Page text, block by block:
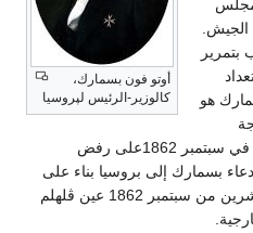
أوتو فون بسمارك،
كالوزير-الرئيس لپروسيا
المجلس
الجيش.
بتمرير
هو
الأزمة. وحين أجمع مجلس النواب في سبتمبر 1862على رفض
بسمارك إلى بروسيا بناء على
نصيحة من رون. وفي الثالث والعشرين من سبتمبر 1862 عين ڤلهلم